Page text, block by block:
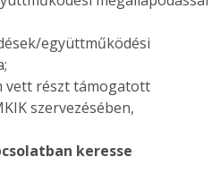
együttműködési
vett részt támogatott
szervezésében,
keresse